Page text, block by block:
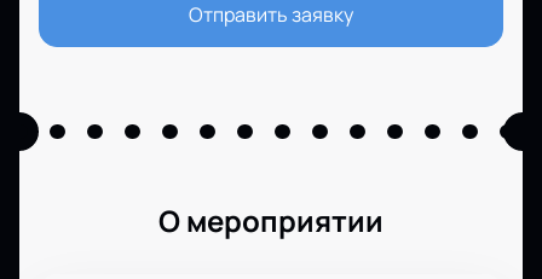
Отправить заявку
О мероприятии